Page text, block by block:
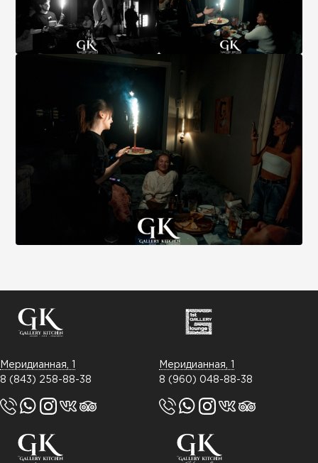
Меридианная, 1
8 (843) 258-88-38
Меридианная, 1
8 (960) 048-88-38